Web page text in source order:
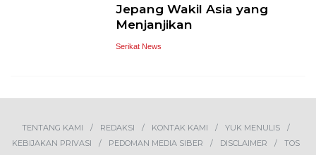
Jepang Wakil Asia yang
Menjanjikan
Serikat News
TENTANG KAMI REDAKSI KONTAK KAMI
YUK MENULIS
KEBIJAKAN PRIVASI
PEDOMAN MEDIA SIBER DISCLAIMER TOS